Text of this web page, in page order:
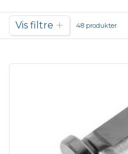
Vis filtre 48 produkter